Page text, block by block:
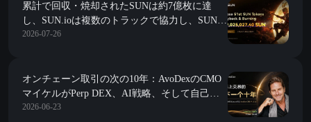
累計で回収・焼却されたSUNは約7億枚に達
し、SUN.ioは複数のトラックで協力し、SUNの
価値の飛躍を促進しています。
2026-07-26
オンチェーン取引の次の10年：AvoDexのCMO
マイケルがPerp DEX、AI戦略、そして自己管
理取引について語る
2026-06-23